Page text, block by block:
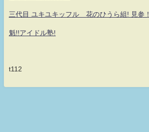
三代目 ユキユキッフル 花のひうら組! 見参！
魁!!アイドル塾!
t112